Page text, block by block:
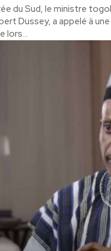
du Sud, le ministre
Dussey, a appelé à
lors...